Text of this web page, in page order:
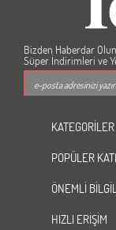
Bizden Haberdar
Süper İndirimleri ve
KATEGORİLER
dondurulmuş
KÖPEK
BALIK
POPÜLER
Kedi Maması
Kedi Kumu
ÖNEMLİ
Üyelik Sözleşmesi
HIZLI ERİŞİM